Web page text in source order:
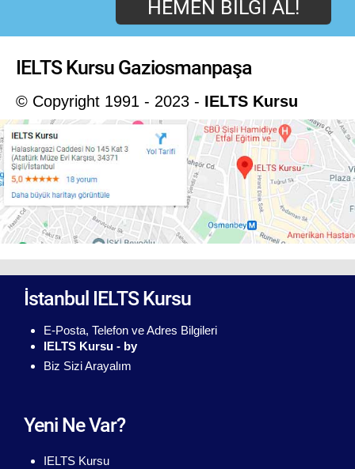
HEMEN BILGI AL!
IELTS Kursu Gaziosmanpaşa
© Copyright 1991 - 2023 - IELTS Kursu
İstanbul IELTS Kursu
E-Posta, Telefon ve Adres Bilgileri
IELTS Kursu - by
Biz Sizi Arayalım
Yeni Ne Var?
IELTS Kursu